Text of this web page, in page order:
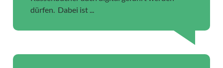
dürfen. Dabei ist ...